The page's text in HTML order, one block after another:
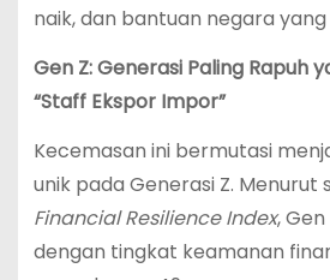
naik, dan bantuan negara yang
Gen Z: Generasi Paling Rapuh
“Staff Ekspor Impor”
Kecemasan ini bermutasi
unik pada Generasi Z. Menurut
Financial Resilience Index,
dengan tingkat keamanan